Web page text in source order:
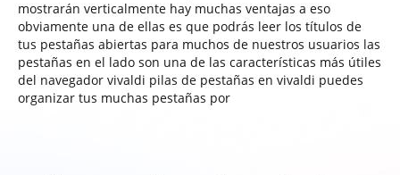
mostrarán verticalmente hay muchas ventajas a eso
obviamente una de ellas es que podrás leer los títulos de
tus pestañas abiertas para muchos de nuestros usuarios las
pestañas en el lado son una de las características más útiles
del navegador vivaldi pilas de pestañas en vivaldi puedes
organizar tus muchas pestañas por